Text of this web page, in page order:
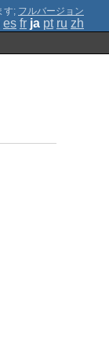
; フルバージョン
es fr ja pt ru zh